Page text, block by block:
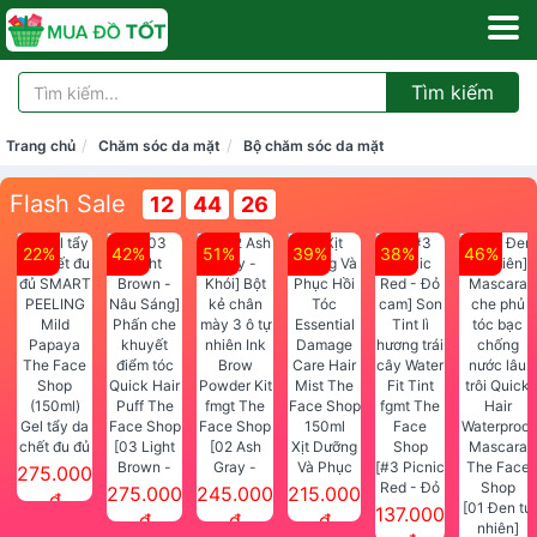
Tìm kiếm
Trang chủ Chăm sóc da mặt Bộ chăm sóc da mặt
Flash Sale 12 44 25
22%
Gel tẩy da
chết đu đủ
SMART
PEELING
275.000
đ
42%
[03 Light
Brown -
Nâu Sáng]
Phấn che
275.000
đ
51%
[02 Ash
Gray -
Khói] Bột
kẻ chân
245.000
đ
39%
Xịt Dưỡng
Và Phục
Hồi Tóc
Essential
215.000
đ
38%
[#3 Picnic
Red - Đỏ
cam] Son
137.000
46%
[01 Đen tự
nhiên]